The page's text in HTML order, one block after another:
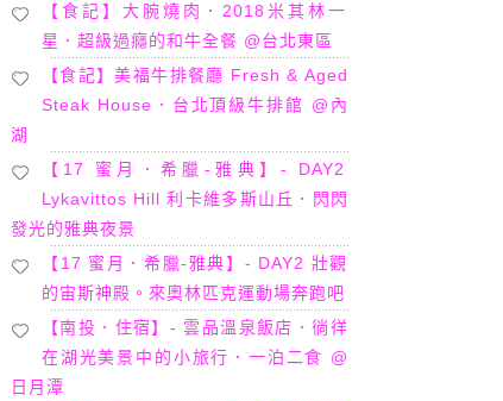
【食記】大腕燒肉．2018米其林一
星．超級過癮的和牛全餐 @台北東區
【食記】美福牛排餐廳 Fresh & Aged
Steak House．台北頂級牛排館 @內
湖
【17 蜜月．希臘-雅典】- DAY2
Lykavittos Hill 利卡維多斯山丘．閃閃
發光的雅典夜景
【17 蜜月．希臘-雅典】- DAY2 壯觀
的宙斯神殿。來奧林匹克運動場奔跑吧
【南投．住宿】- 雲品溫泉飯店．徜徉
在湖光美景中的小旅行．一泊二食 @
日月潭